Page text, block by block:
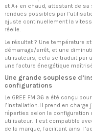
et A+ en chaud, attestant de
rendues possibles par
ajuste continuellement la
réelle.
Le résultat ? Une température
démarrage/arrêt, et une
utilisateurs, cela se traduit par
une facture énergétique
Une grande souplesse
configurations
Le GREE FM 36 a été conçu
l’installation. Il prend en
réparties selon la configuration
utilisateur. Il est compatible
de la marque, facilitant ainsi